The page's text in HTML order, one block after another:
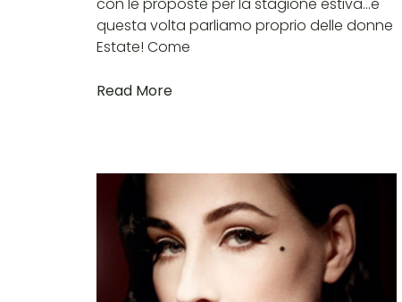
questa volta parliamo proprio delle donne
Estate! Come
Read More